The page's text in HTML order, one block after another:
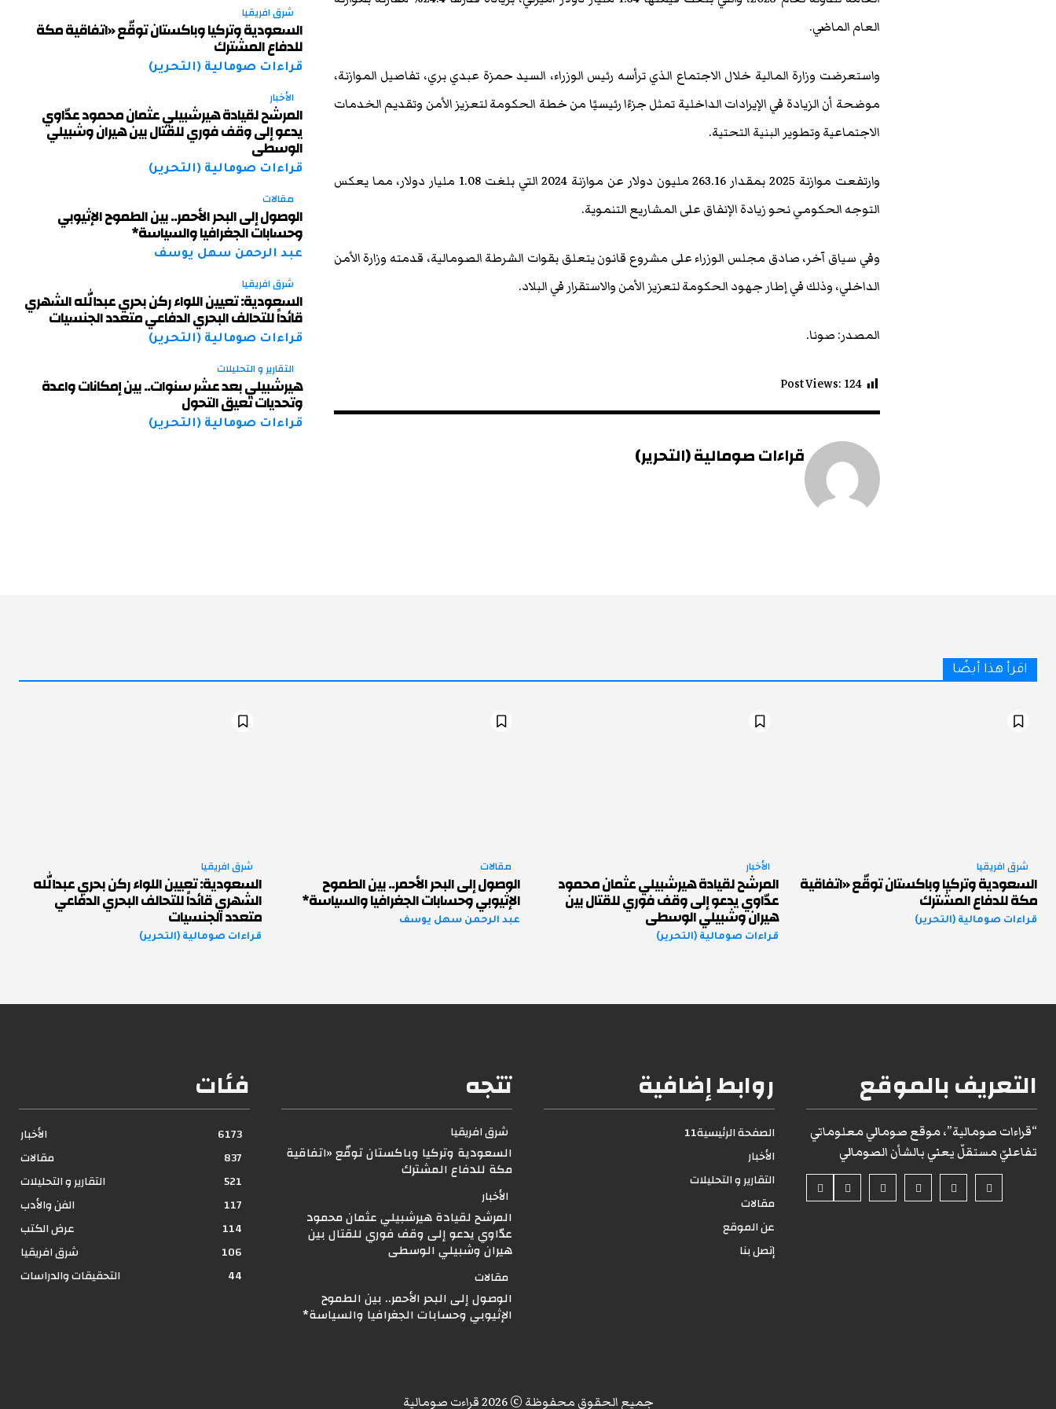
شرق افريقيا
السعودية وتركيا وباكستان توقّع «اتفاقية مكة
للدفاع المشترك
قراءات صومالية (التحرير)
الأخبار
المرشح لقيادة هيرشبيلي عثمان محمود عدّاوي
يدعو إلى وقف فوري للقتال بين هيران وشبيلي
الوسطى
قراءات صومالية (التحرير)
مقالات
الوصول إلى البحر الأحمر.. بين الطموح الإثيوبي
وحسابات الجغرافيا والسياسة*
عبد الرحمن سهل يوسف
شرق افريقيا
السعودية: تعيين اللواء ركن بحري عبدالله الشهري
قائداً للتحالف البحري الدفاعي متعدد الجنسيات
قراءات صومالية (التحرير)
التقارير و التحليلات
هيرشبيلي بعد عشر سنوات.. بين إمكانات واعدة
وتحديات تعيق التحول
قراءات صومالية (التحرير)
العام الماضي.
واستعرضت وزارة المالية خلال الاجتماع الذي ترأسه رئيس الوزراء، السيد حمزة عبدي بري، تفاصيل الموازنة،
موضحة أن الزيادة في الإيرادات الداخلية تمثل جزءًا رئيسيًا من خطة الحكومة لتعزيز الأمن وتقديم الخدمات
الاجتماعية وتطوير البنية التحتية.
وارتفعت موازنة 2025 بمقدار 263.16 مليون دولار عن موازنة 2024 التي بلغت 1.08 مليار دولار، مما يعكس
التوجه الحكومي نحو زيادة الإنفاق على المشاريع التنموية.
وفي سياق آخر، صادق مجلس الوزراء على مشروع قانون يتعلق بقوات الشرطة الصومالية، قدمته وزارة الأمن
الداخلي، وذلك في إطار جهود الحكومة لتعزيز الأمن والاستقرار في البلاد.
المصدر: صونا.
Post Views: 124
قراءات صومالية (التحرير)
اقرأ هذا أيضًا
شرق افريقيا
السعودية وتركيا وباكستان توقّع «اتفاقية
مكة للدفاع المشترك
قراءات صومالية (التحرير)
الأخبار
المرشح لقيادة هيرشبيلي عثمان محمود
عدّاوي يدعو إلى وقف فوري للقتال بين
هيران وشبيلي الوسطى
قراءات صومالية (التحرير)
مقالات
الوصول إلى البحر الأحمر.. بين الطموح
الإثيوبي وحسابات الجغرافيا والسياسة*
عبد الرحمن سهل يوسف
شرق افريقيا
السعودية: تعيين اللواء ركن بحري عبدالله
الشهري قائداً للتحالف البحري الدفاعي
متعدد الجنسيات
قراءات صومالية (التحرير)
فئات
الأخبار
6173
مقالات
837
التقارير و التحليلات
521
الفن والأدب
117
عرض الكتب
114
شرق افريقيا
106
التحقيقات والدراسات
44
تتجه
شرق افريقيا
السعودية وتركيا وباكستان توقّع «اتفاقية
مكة للدفاع المشترك
الأخبار
المرشح لقيادة هيرشبيلي عثمان محمود
عدّاوي يدعو إلى وقف فوري للقتال بين
هيران وشبيلي الوسطى
مقالات
الوصول إلى البحر الأحمر.. بين الطموح
الإثيوبي وحسابات الجغرافيا والسياسة*
روابط إضافية
الصفحة الرئيسية11
الأخبار
التقارير و التحليلات
مقالات
عن الموقع
إتصل بنا
التعريف بالموقع
“قراءات صومالية”، موقع صومالي معلوماتي
تفاعليّ مستقلّ يعني بالشأن الصومالي
جميع الحقوق محفوظة © 2026 قراءت صومالية